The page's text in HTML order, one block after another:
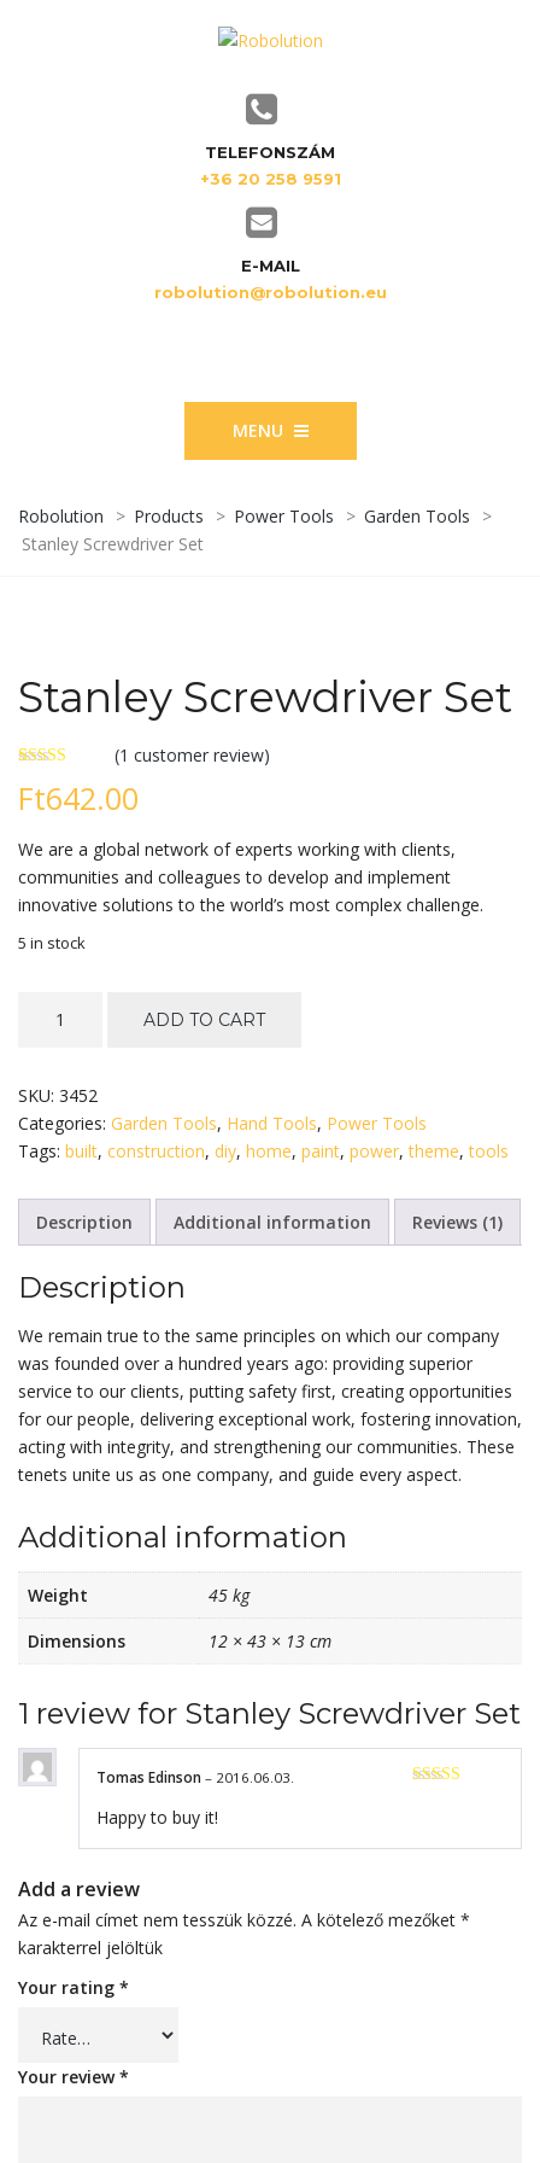
TELEFONSZÁM
+36 20 258 9591
E-MAIL
robolution@robolution.eu
MENU
Robolution > Products > Power Tools > Garden Tools
>
Stanley Screwdriver Set
Stanley Screwdriver Set
3.00
out of 5
on
rating
(1 customer review)
Ft642.00
We are a global network of experts working with clients,
communities and colleagues to develop and implement
innovative solutions to the world’s most complex challenge.
5 in stock
Screwdriver
quantity
ADD TO CART
SKU: 3452
Categories: Garden Tools, Hand Tools, Power Tools
Tags: built, construction, diy, home, paint, power,theme,tools
Description Additional information Reviews (1)
Description
We remain true to the same principles on which our company
was founded over a hundred years ago: providing superior
service to our clients, putting safety first, creating opportunities
for our people, delivering exceptional work, fostering innovation,
acting with integrity, and strengthening our communities. These
tenets unite us as one company, and guide every aspect.
Additional information
Weight
45 kg
Dimensions
12 × 43 × 13 cm
1 review for Stanley Screwdriver Set
Tomas Edinson – 2016.06.03.
Happy to buy it!
Add a review
Az e-mail címet nem tesszük közzé. A kötelező mezőket *
karakterrel jelöltük
Your rating *
Your review*